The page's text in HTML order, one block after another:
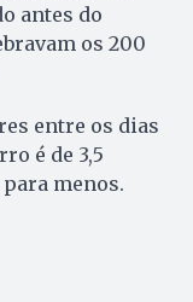
antes do
os 200
entre os dias
é de 3,5
menos.